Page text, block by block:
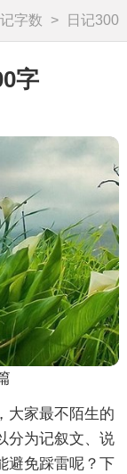
字数 >
日记300
字
大家最不陌生的
分为记叙文、说
避免踩雷呢？下